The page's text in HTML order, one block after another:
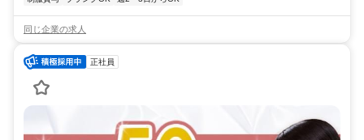
同じ企業の求人
正社員